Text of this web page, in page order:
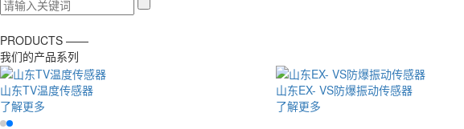
PRODUCTS ——
我们的产品系列
山东EX- VS防爆振动传感器
了解更多
山东VS振动传感器
了解更多